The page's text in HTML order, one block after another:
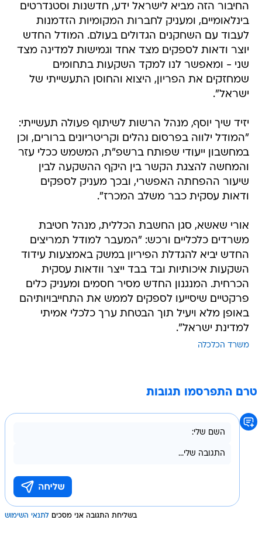
החיבור הזה מביא לישראל ידע, חדשנות וסטנדרטים
בינלאומיים, ומעניק לחברות המקומיות הזדמנות
לעבוד עם השחקנים הגדולים בעולם. המודל החדש
יוצר ודאות לספקים מצד אחד וגמישות למדינה מצד
שני - ומאפשר לנו למקד השקעות בתחומים
שמחזקים את הפריון, היצוא והחוסן התעשייתי של
ישראל".
יזיד שיך יוסף, מנהל הרשות לשיתוף פעולה תעשייתי:
"המודל ילווה בפרסום נהלים וקריטריונים ברורים, וכן
במחשבון ייעודי שפותח ברשפ"ת, המשמש ככלי עזר
והמחשה להצגת הקשר בין היקף ההשקעה לבין
שיעור ההפחתה האפשרי, ובכך מעניק לספקים
ודאות עסקית כבר משלב המכרז".
אורי שאשא, סגן החשבת הכללית, מנהל חטיבת
משרדים כלכליים ורכש: "המעבר למודל תמריצים
החדש יביא להגדלת הפיריון במשק באמצעות עידוד
השקעות איכותיות ובד בבד ייצר וודאות עסקית
הכרחית. המנגנון החדש מסיר חסמים ומעניק כלים
פרקטיים שיסייעו לספקים לממש את התחייבויותיהם
באופן מלא ויעיל תוך הבטחת ערך כלכלי אמיתי
למדינת ישראל".
משרד הכלכלה
טרם התפרסמו תגובות
בשליחת התגובה אני מסכים לתנאי השימוש